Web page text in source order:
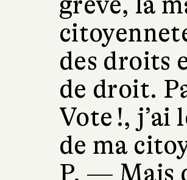
des droits
de droit.
Vote !, j’ai
de ma
P. — Mais